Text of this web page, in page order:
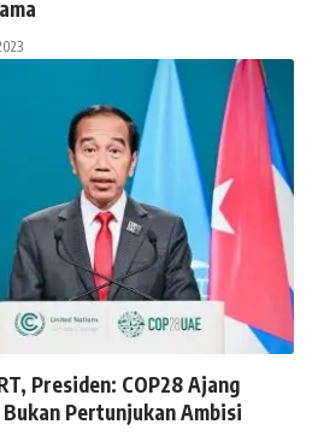
Presiden: COP28 Ajang
Pertunjukan Ambisi